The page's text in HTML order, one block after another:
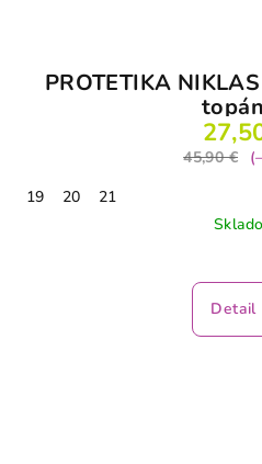
PROTETIKA
45,90 €
19
20
21
Detail